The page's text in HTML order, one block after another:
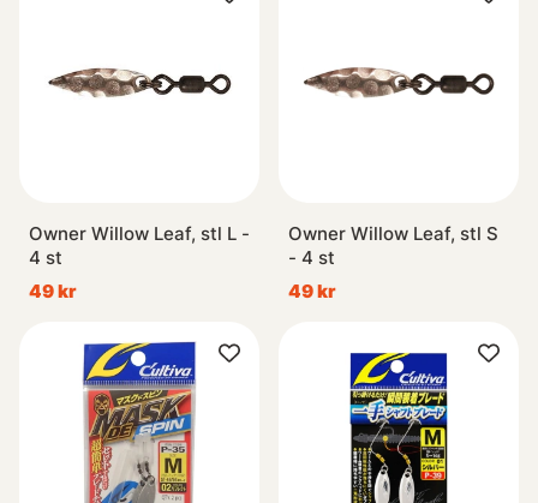
Owner Willow Leaf, stl L -
4 st
49 kr
Owner Willow Leaf, stl S
- 4 st
49 kr